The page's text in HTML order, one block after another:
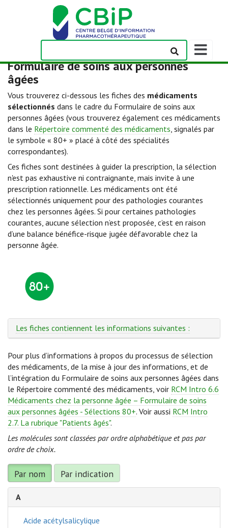
Afficher/
la
Formulaire de soins aux personnes
âgées
Vous trouverez ci-dessous les fiches des médicaments
sélectionnés dans le cadre du Formulaire de soins aux
personnes âgées (vous trouverez également ces médicaments
dans le Répertoire commenté des médicaments, signalés par
le symbole « 80+ » placé à côté des spécialités
correspondantes).
Ces fiches sont destinées à guider la prescription, la sélection
n'est pas exhaustive ni contraignante, mais invite à une
prescription rationnelle. Les médicaments ont été
sélectionnés uniquement pour des pathologies courantes
chez les personnes âgées. Si pour certaines pathologies
courantes, aucune sélection n’est proposée, c’est en raison
d’une balance bénéfice-risque jugée défavorable chez la
personne âgée.
Les fiches contiennent les informations suivantes :
Pour plus d’informations à propos du processus de sélection
des médicaments, de la mise à jour des informations, et de
l’intégration du Formulaire de soins aux personnes âgées dans
le Répertoire commenté des médicaments, voir RCM Intro 6.6
Médicaments chez la personne âgée – Formulaire de soins
aux personnes âgées - Sélections 80+. Voir aussi RCM Intro
2.7. La rubrique "Patients âgés".
Les molécules sont classées par ordre alphabétique et pas par
ordre de choix.
Par nom Par indication
A
Acide acétylsalicylique